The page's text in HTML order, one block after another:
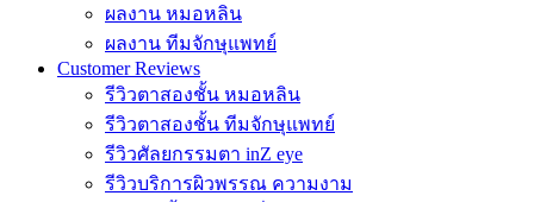
ผลงาน หมอหลิน
ผลงาน ทีมจักษุแพทย์
Customer Reviews
รีวิวตาสองชั้น หมอหลิน
รีวิวตาสองชั้น ทีมจักษุแพทย์
รีวิวศัลยกรรมตา inZ eye
รีวิวบริการผิวพรรณ ความงาม